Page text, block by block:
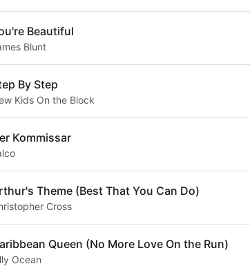
Beautiful
Blunt
By Step
Kids On the Block
Kommissar
Theme (Best That You Can Do)
Cross
Queen (No More Love On the Run)
Ocean